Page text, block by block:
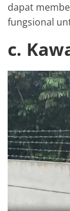
dapat
fungsional
c.